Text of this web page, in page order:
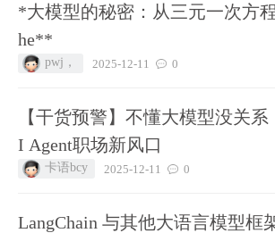
*大模型的秘密：从三元一次方
he**
pwj， 2025-12-11 0
【干货预警】不懂大模型没关
I Agent职场新风口
卡语bcy 2025-12-11 0
LangChain 与其他大语言模型框